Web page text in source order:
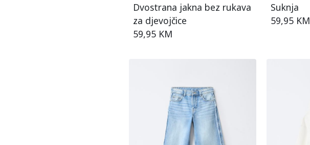
Dvostrana jakna bez rukava
za djevojčice
59,95 KM
Suknja
59,95 KM